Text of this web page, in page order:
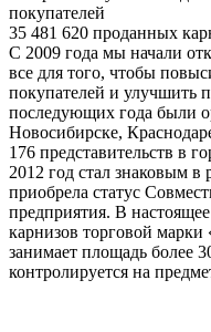
покупателей
35 481 620 проданных
С 2009 года мы начали
все для того, чтобы
покупателей и улучшить
последующих года были
Новосибирске,
176 представительств в
2012 год стал знаковым
приобрела статус
предприятия. В
карнизов торговой марки
занимает площадь более
контролируется на